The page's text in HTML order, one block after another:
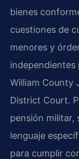
bienes
cuestiones de
menores y
independientes
William County
District Court.
pensión militar,
lenguaje
para cumplir